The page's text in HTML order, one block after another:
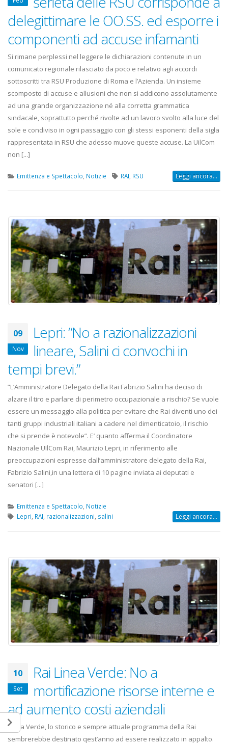
delegittimare le OO.SS. ed esporre i
componenti ad accuse infamanti
Si rimane perplessi nel leggere le dichiarazioni contenute in un
comunicato regionale rilasciato da poco e relativo agli accordi
sottoscritti tra RSU Produzione di Roma e l’Azienda. Un insieme
scomposto di accuse e allusioni che non si addicono assolutamente
ad una grande organizzazione né alla corretta grammatica
sindacale, soprattutto perché rivolte ad un lavoro svolto alla luce del
sole e condiviso in ogni passaggio con gli stessi esponenti della sigla
rappresentata in RSU che adesso muove queste accuse. La UilCom
non [...]
Emittenza e Spettacolo Notizie RAI RSU Leggi ancora...
09
Nov
Lepri: “No a razionalizzazioni
lineare, Salini ci convochi in
tempi brevi.”
”L’Amministratore Delegato della Rai Fabrizio Salini ha deciso di
alzare il tiro e parlare di perimetro occupazionale a rischio? Se vuole
essere un messaggio alla politica per evitare che Rai diventi uno dei
tanti gruppi industriali italiani a cadere nel dimenticatoio, il rischio
che si prende è notevole”. E’ quanto afferma il Coordinatore
Nazionale UIlCom Rai, Maurizio Lepri, in riferimento alle
preoccupazioni espresse dall’amministratore delegato della Rai,
Fabrizio Salini,in una lettera di 10 pagine inviata ai deputati e
senatori [...]
Emittenza e Spettacolo Notizie
Lepri RAI razionalizzazioni salini Leggi ancora...
10
Set
Rai Linea Verde: No a
mortificazione risorse interne e
ad aumento costi aziendali
Linea Verde, lo storico e sempre attuale programma della Rai
sembrerebbe destinato qest’anno ad essere realizzato in appalto.
22 Ottobre 2022
Elezioni RSU TIM Servizi
Digitali
Telecom: sciopero contro
lo scorporo della rete
21 Giugno 2022
Elezioni RSU
R.T.I.
Centro Estetico
20 Gennaio 2022